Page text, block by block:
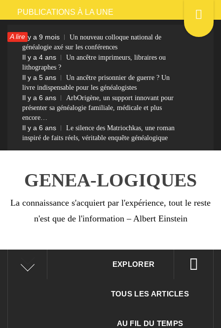
Passer
contenu
PUBLICATIONS À LA UNE
A lireIl y a 9 mois
Un nouveau colloque national de
généalogie axé sur les conférences
Il y a 4 ans
Un ancêtre imprimeurs, libraires ou
lithographes ?
Il y a 5 ans
Un ancêtre prisonnier de guerre ? Un
livre indispensable pour les généalogistes
Il y a 6 ans
ArbOrigène, un support innovant pour
présenter sa généalogie familiale, médicale et plus
encore…
Il y a 6 ans
Le silence des Matriochkas, une roman
inspiré de faits réels, véritable enquête généalogique
GENEA-LOGIQUES
La connaissance s'acquiert par l'expérience, tout le reste
n'est que de l'information – Albert Einstein
EXPLORER
TOUS LES ARTICLES
AU FIL DU TEMPS